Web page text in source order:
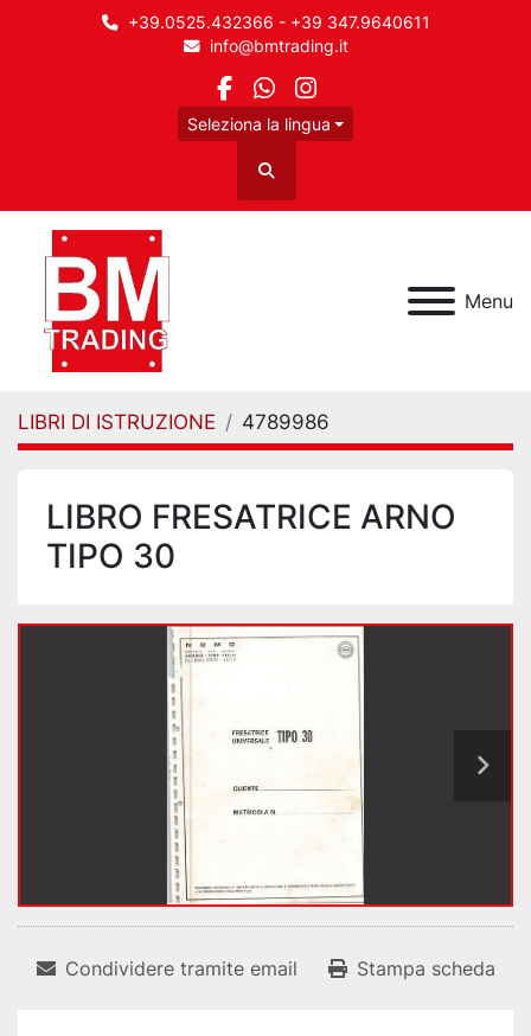
+39.0525.432366 - +39 347.9640611
info@bmtrading.it
facebook
whatsapp
instagram
Seleziona la lingua
Cerca
Menu
LIBRI DI ISTRUZIONE 4789986
LIBRO FRESATRICE ARNO
TIPO 30
Condividere tramite email Stampa scheda